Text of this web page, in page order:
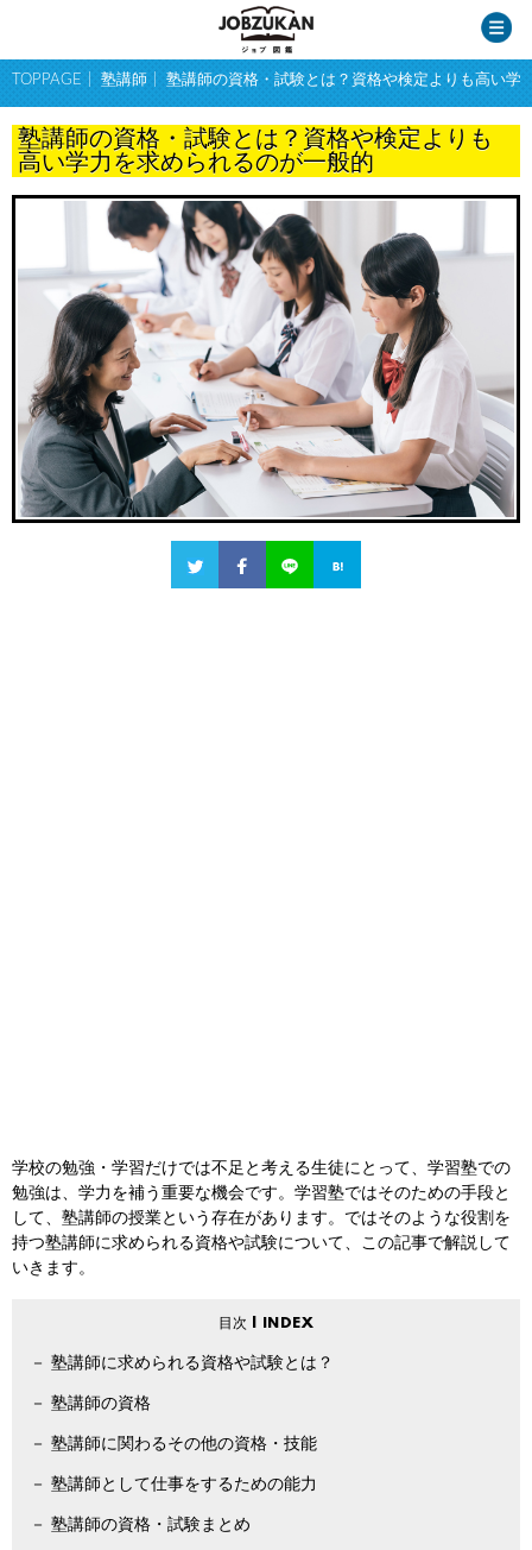
TOPPAGE 塾講師 塾講師の資格・試験とは？資格や検定よりも高い学
塾講師の資格・試験とは？資格や検定よりも
高い学力を求められるのが一般的
学校の勉強・学習だけでは不足と考える生徒にとって、学習塾での
勉強は、学力を補う重要な機会です。学習塾ではそのための手段と
して、塾講師の授業という存在があります。ではそのような役割を
持つ塾講師に求められる資格や試験について、この記事で解説して
いきます。
塾講師に求められる資格や試験とは？
塾講師の資格
塾講師に関わるその他の資格・技能
塾講師として仕事をするための能力
塾講師の資格・試験まとめ